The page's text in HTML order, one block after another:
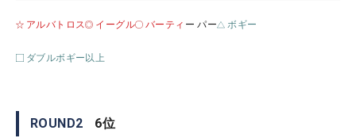
アルバトロス イーグル バーティ ー パー ボギー
ダブルボギー以上
ROUND2 6位